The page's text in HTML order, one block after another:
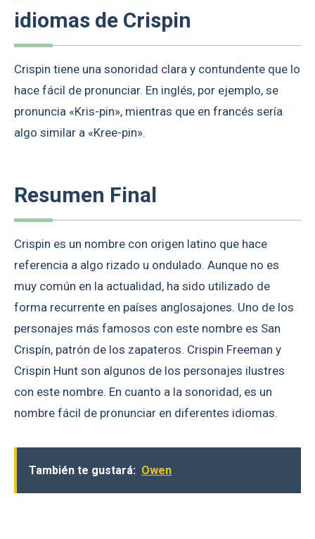
idiomas de Crispin
Crispin tiene una sonoridad clara y contundente que lo
hace fácil de pronunciar. En inglés, por ejemplo, se
pronuncia «Kris-pin», mientras que en francés sería
algo similar a «Kree-pin».
Resumen Final
Crispin es un nombre con origen latino que hace
referencia a algo rizado u ondulado. Aunque no es
muy común en la actualidad, ha sido utilizado de
forma recurrente en países anglosajones. Uno de los
personajes más famosos con este nombre es San
Crispín, patrón de los zapateros. Crispin Freeman y
Crispin Hunt son algunos de los personajes ilustres
con este nombre. En cuanto a la sonoridad, es un
nombre fácil de pronunciar en diferentes idiomas.
También te gustará: Owen